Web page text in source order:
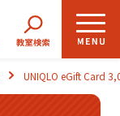
高校生
コース
UNIQLO eGift Card